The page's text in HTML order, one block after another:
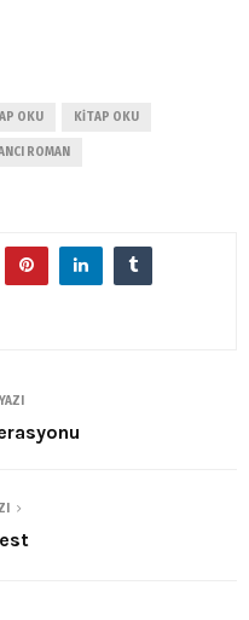
OKU KITAP OKU
ROMAN